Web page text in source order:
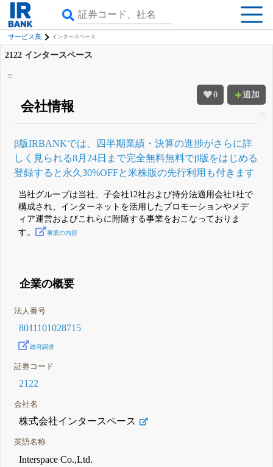
サービス業 インタースペース
0 追加
2122 インタースペース
会社情報
β版IRBANKでは、 四半期業績・決算の進捗がさらに詳
しく見られる8月24日まで完全無料無料でβ版をはじめる
登録すると永久30%OFFと米株版の先行利用も付きます
当社グループは当社、子会社12社および持分法適用会社1社で
構成され、インターネットを活用したプロモーションやメデ
ィア運営およびこれらに附随する事業をおこなっておりま
す。
事業の内容
企業の概要
法人番号
8011101028715
政府調達
証券コード
2122
会社名
株式会社インタースペース
英語名称
Interspace Co.,Ltd.